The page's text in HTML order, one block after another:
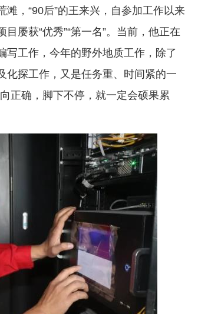
，“90后”的王来兴，自参加工作以来
屡获“优秀”“第一名”。当前，他正在
写工作，今年的野外地质工作，除了
化探工作，又是任务重、时间紧的一
正确，脚下不停，就一定会硕果累